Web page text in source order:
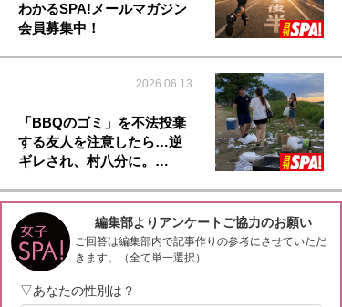
わかるSPA!メールマガジン
会員募集中！
2026.06.13
「BBQのゴミ」を不法投棄
する友人を注意したら…逆
ギレされ、村八分に。…